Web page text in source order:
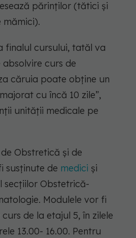
părinților (tătici și
finalul cursului, tatăl va
curs de
căruia poate obține un
cu încă 10 zile”,
unității medicale pe
Obstretică și de
susținute de medici și
secțiilor Obstetrică-
Modulele vor fi
de la etajul 5, în zilele
13.00- 16.00. Pentru